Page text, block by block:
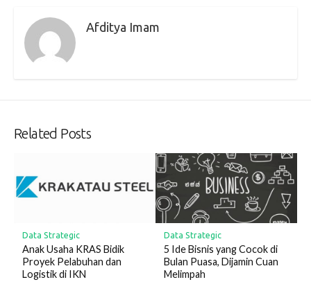
Afditya Imam
Related Posts
Data Strategic
Anak Usaha KRAS Bidik
Proyek Pelabuhan dan
Logistik di IKN
Data Strategic
5 Ide Bisnis yang Cocok di
Bulan Puasa, Dijamin Cuan
Melimpah